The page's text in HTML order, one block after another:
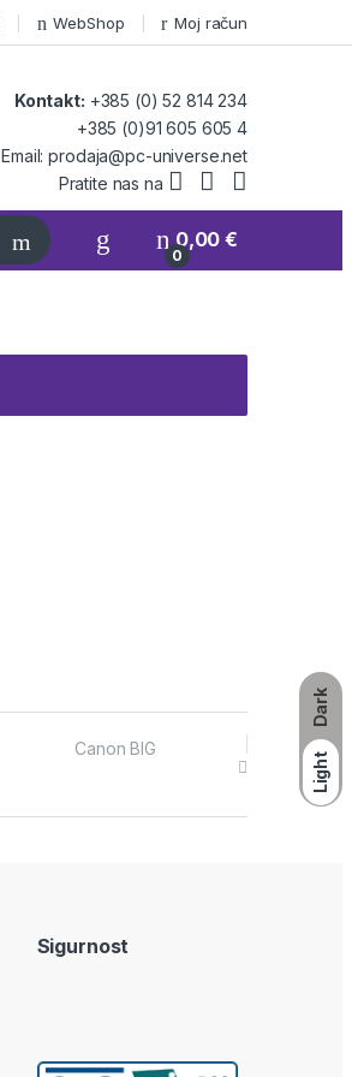
Dark
Light
WebShop Moj račun
Kontakt: +385 (0) 52 814 234
+385 (0)91 605 605 4
Email: prodaja@pc-universe.net
Pratite nas na
0
0,00€
Sigurnost